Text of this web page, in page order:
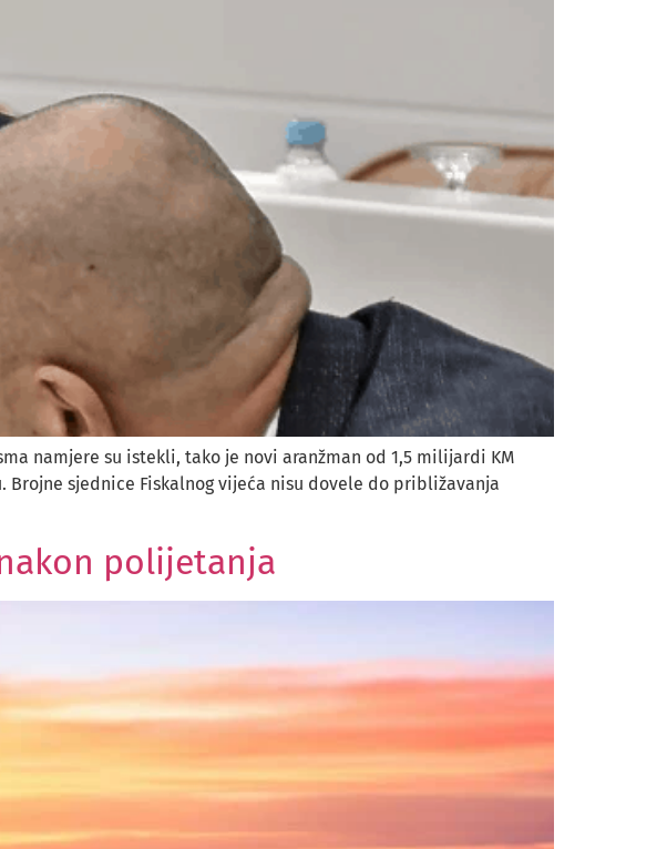
namjere su istekli, tako je novi aranžman od 1,5 milijardi KM
sjednice Fiskalnog vijeća nisu dovele do približavanja
polijetanja